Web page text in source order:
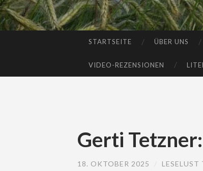
STARTSEITE ÜBER UNS
VIDEO-REZENSIONEN
Gerti
18. OKTOBER 2025 LESELUST